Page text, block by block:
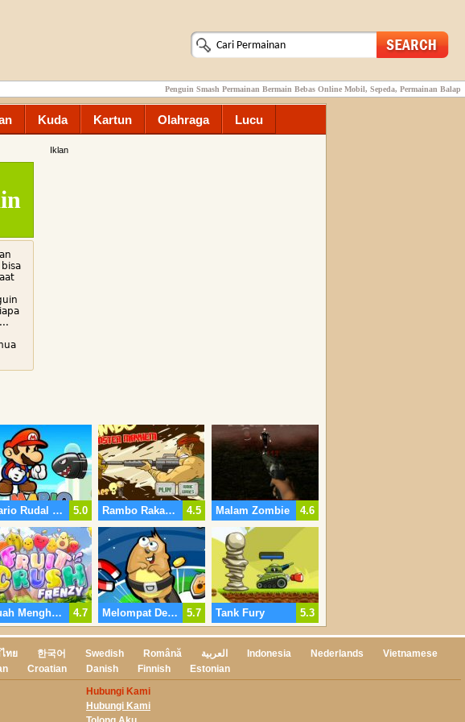
Penguin Smash Permainan Bermain Bebas Online Mobil, Sepeda, Permainan Balap
Kuda Kartun Olahraga Lucu
Iklan
5.0
Mario Rudal Tantangan 4.5
Rambo Rakasa Mayhem 4.6
Malam Zombie
4.7
Buah Menghancurkan Frenzy 5.7
Melompat Dengan Justin 5.3
Tank Fury
ทย 한국어 Swedish Română العربية Indonesia Nederlands
Vietnamese
Croatian Danish Finnish Estonian
Hubungi Kami
Hubungi Kami